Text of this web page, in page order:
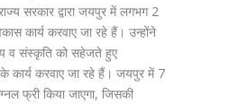
सरकार द्वारा जयपुर में लगभग 2
कार्य करवाए जा रहे हैं। उन्होंने
व संस्कृति को सहेजते हुए
के कार्य करवाए जा रहे हैं। जयपुर में 7
फ्री किया जाएगा, जिसकी